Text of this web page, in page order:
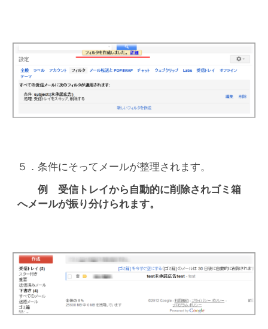
５．条件にそってメールが整理されます。
例 受信トレイから自動的に削除されゴミ箱
へメールが振り分けられます。